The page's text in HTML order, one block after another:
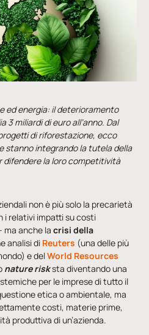
ed energia: il deterioramento
3 miliardi di euro all’anno. Dal
di riforestazione, ecco
stanno integrando la tutela della
difendere la loro competitività
non è più solo la precarietà
i relativi impatti su costi
ma anche la crisi della
analisi di Reuters (una delle più
e delWorld Resources
nature risksta diventando una
per le imprese di tutto il
etica o ambientale, ma
costi, materie prime,
produttiva di un’azienda.